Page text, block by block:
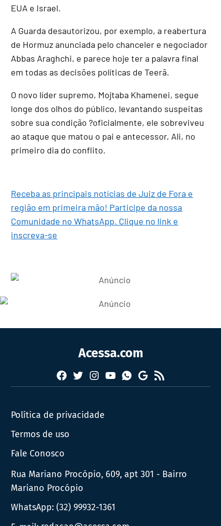
EUA e Israel.
A Guarda desautorizou, por exemplo, a reabertura
de Hormuz anunciada pelo chanceler e negociador
Abbas Araghchi, e parece hoje ter a palavra final
em todas as decisões políticas de Teerã.
O novo líder supremo, Mojtaba Khamenei, segue
longe dos olhos do público, levantando suspeitas
sobre sua condição ?oficialmente, ele sobreviveu
ao ataque que matou o pai e antecessor, Ali, no
primeiro dia do conflito.
Receba as principais notícias de Juiz de Fora e
região em primeira mão! Participe da nossa
Comunidade no WhatsApp. Clique no link e
inscreva-se
Acessa.com
Facebook
TwitterInstagram
YouTubeWhatsapp
Google
News
RSS
Política de privacidade
Termos de uso
Fale Conosco
Rua Mariano Procópio, 609, apt 301 - Bairro
Mariano Procópio
WhatsApp:(32) 99932-1361